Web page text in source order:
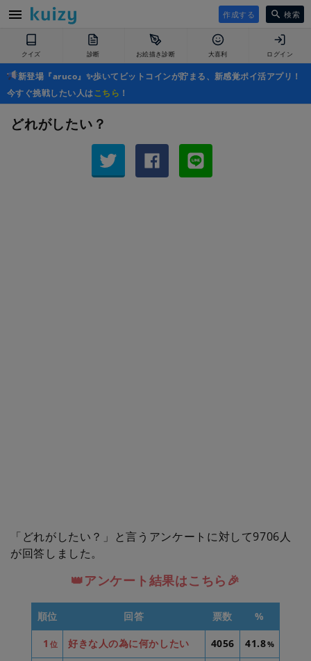
作成する 検索
クイズ 診断 お絵描き診断 大喜利 ログイン
新登場『aruco』✨歩いてビットコインが貯まる、新感覚ポイ活アプリ！
今すぐ挑戦したい人はこちら ！
どれがしたい？
「どれがしたい？」と言うアンケートに対して9706人
が回答しました。
👑アンケート結果はこちら🎉
順位 回答 票数 %
1 位 好きな人の為に何かしたい 4056 41.8%